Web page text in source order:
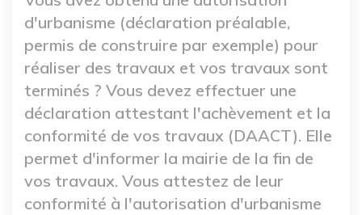
d'urbanisme (déclaration préalable,
permis de construire par exemple) pour
réaliser des travaux et vos travaux sont
terminés ? Vous devez effectuer une
déclaration attestant l'achèvement et la
conformité de vos travaux (DAACT). Elle
permet d'informer la mairie de la fin de
vos travaux. Vous attestez de leur
conformité à l'autorisation d'urbanisme